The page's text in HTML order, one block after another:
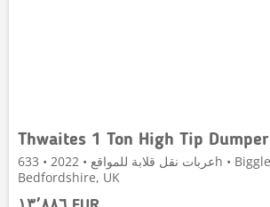
Thwaites 1 Ton High Tip Dumper
عربات نقل قلابة للمواقع • 2022 • 633h • Biggleswade،
Bedfordshire, UK